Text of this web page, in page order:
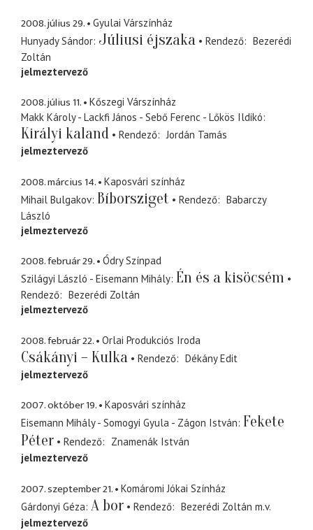
2008. július 29.
Gyulai Várszínház
Hunyady Sándor Júliusi éjszaka Rendező
Bezerédi
Zoltán
jelmeztervező
2008. július 11.
Kőszegi Várszínház
Makk Károly - Lackfi János - Sebő Ferenc - Lőkös Ildikó
Királyi kaland Rendező
Jordán Tamás
jelmeztervező
2008. március 14.
Kaposvári színház
Mihail Bulgakov Bíborsziget Rendező
Babarczy
László
jelmeztervező
2008. február 29.
Ódry Színpad
Szilágyi László - Eisemann Mihály Én és a kisöcsém
Rendező
Bezerédi Zoltán
jelmeztervező
2008. február 22. Orlai Produkciós Iroda
Csákányi – Kulka Rendező
Dékány Edit
jelmeztervező
2007. október 19.
Kaposvári színház
Eisemann Mihály - Somogyi Gyula - Zágon István Fekete
Péter
Rendező
Znamenák István
jelmeztervező
2007. szeptember 21.
Komáromi Jókai Színház
Gárdonyi Géza A bor Rendező Bezerédi Zoltán m.v.
jelmeztervező